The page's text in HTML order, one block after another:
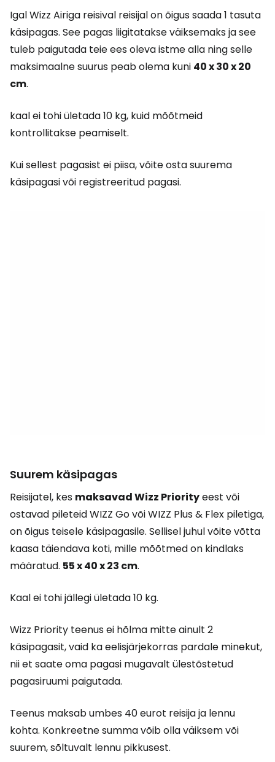
Igal Wizz Airiga reisival reisijal on õigus saada 1 tasuta
käsipagas. See pagas liigitatakse väiksemaks ja see
tuleb paigutada teie ees oleva istme alla ning selle
maksimaalne suurus peab olema kuni 40 x 30 x 20
cm.
kaal ei tohi ületada 10 kg, kuid mõõtmeid
kontrollitakse peamiselt.
Kui sellest pagasist ei piisa, võite osta suurema
käsipagasi või registreeritud pagasi.
Suurem käsipagas
Reisijatel, kes maksavad Wizz Priorityeest või
ostavad pileteid WIZZ Go või WIZZ Plus & Flex piletiga,
on õigus teisele käsipagasile. Sellisel juhul võite võtta
kaasa täiendava koti, mille mõõtmed on kindlaks
määratud. 55 x 40 x 23 cm.
Kaal ei tohi jällegi ületada 10 kg.
Wizz Priority teenus ei hõlma mitte ainult 2
käsipagasit, vaid ka eelisjärjekorras pardale minekut,
nii et saate oma pagasi mugavalt ülestõstetud
pagasiruumi paigutada.
Teenus maksab umbes 40 eurot reisija ja lennu
kohta. Konkreetne summa võib olla väiksem või
suurem, sõltuvalt lennu pikkusest.